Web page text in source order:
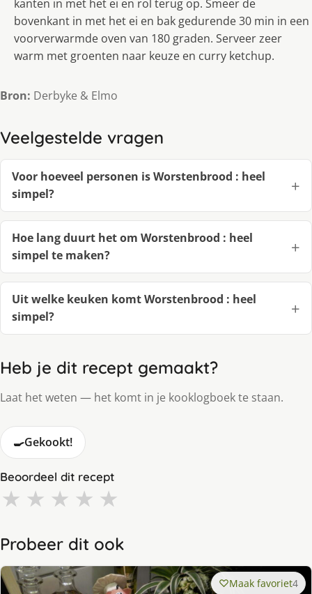
kanten in met het ei en rol terug op. Smeer de
bovenkant in met het ei en bak gedurende 30 min in een
voorverwarmde oven van 180 graden. Serveer zeer
warm met groenten naar keuze en curry ketchup.
Bron: Derbyke & Elmo
Veelgestelde vragen
Voor hoeveel personen is Worstenbrood : heel
simpel?
Hoe lang duurt het om Worstenbrood : heel
simpel te maken?
Uit welke keuken komt Worstenbrood : heel
simpel?
Heb je dit recept gemaakt?
Laat het weten — het komt in je kooklogboek te staan.
🍳Gekookt!
Beoordeel dit recept
★ ★ ★ ★ ★
Probeer dit ook
Maak favoriet4